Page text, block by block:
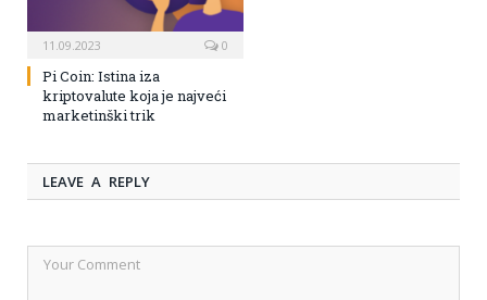
11.09.2023 0
Pi Coin: Istina iza
kriptovalute koja je najveći
marketinški trik
LEAVE A REPLY